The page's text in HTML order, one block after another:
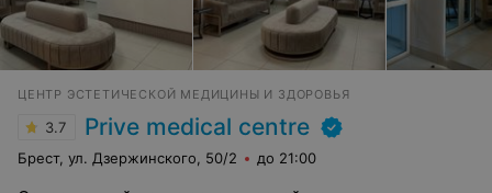
ЦЕНТР ЭСТЕТИЧЕСКОЙ МЕДИЦИНЫ И ЗДОРОВЬЯ
3.7 Prive medical centre
Брест, ул. Дзержинского, 50/2 до 21:00